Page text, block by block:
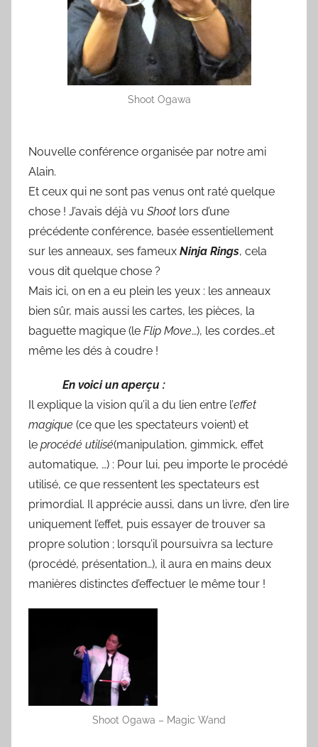
Shoot Ogawa
Nouvelle conférence organisée par notre ami
Alain.
Et ceux qui ne sont pas venus ont raté quelque
chose ! J’avais déjà vu Shoot lors d’une
précédente conférence, basée essentiellement
sur les anneaux, ses fameux Ninja Rings, cela
vous dit quelque chose ?
Mais ici, on en a eu plein les yeux : les anneaux
bien sûr, mais aussi les cartes, les pièces, la
baguette magique (le Flip Move…), les cordes…et
même les dés à coudre !
En voici un aperçu :
Il explique la vision qu’il a du lien entre l’effet
magique (ce que les spectateurs voient) et
le procédé utilisé(manipulation, gimmick, effet
automatique, …) : Pour lui, peu importe le procédé
utilisé, ce que ressentent les spectateurs est
primordial. Il apprécie aussi, dans un livre, d’en lire
uniquement l’effet, puis essayer de trouver sa
propre solution ; lorsqu’il poursuivra sa lecture
(procédé, présentation…), il aura en mains deux
manières distinctes d’effectuer le même tour !
Shoot Ogawa – Magic Wand